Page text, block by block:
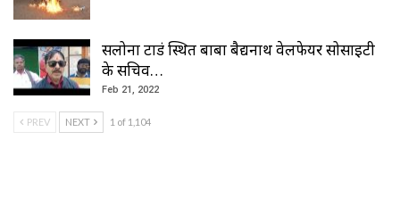
सलोना टाडं स्थित बाबा बैद्यनाथ वेलफेयर सोसाइटी
के सचिव…
Feb 21, 2022
PREV NEXT 1 of 1,104